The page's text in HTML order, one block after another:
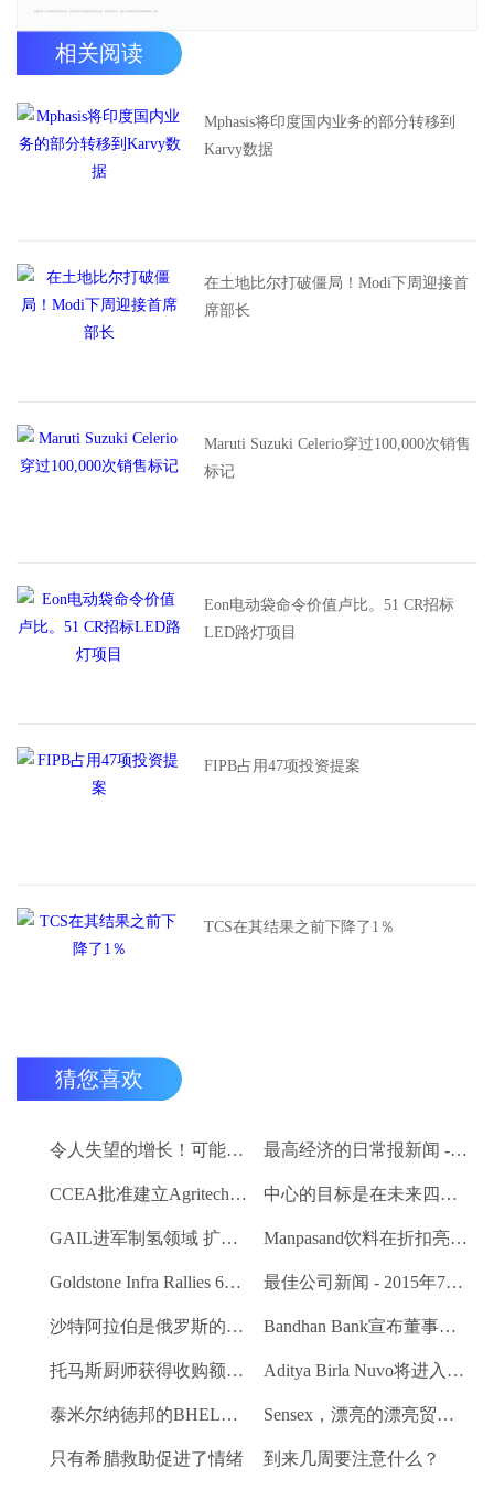
相关阅读
Mphasis将印度国内业务的部分转移到
Karvy数据
在土地比尔打破僵局！Modi下周迎接首
席部长
Maruti Suzuki Celerio穿过100,000次销售
标记
Eon电动袋命令价值卢比。51 CR招标
LED路灯项目
FIPB占用47项投资提案
TCS在其结果之前下降了1％
猜您喜欢
令人失望的增长！可能在下面的估计值为2.7％ 最高经济的日常报新闻 - 2015年7月9日
CCEA批准建立Agritech基础设施基金;卢比的分配预算。200亿卢比 中心的目标是在未来四个月内创建一个包含8000万农民的数据库
GAIL进军制氢领域 扩大其可再生能源产品组合 Manpasand饮料在折扣亮相时交易
Goldstone Infra Rallies 6％;计划出售聚合物绝缘人司 最佳公司新闻 - 2015年7月8日
沙特阿拉伯是俄罗斯的背后离开美国吗？ Bandhan Bank宣布董事会，推出徽标
托马斯厨师获得收购额外的办公空间 Aditya Birla Nuvo将进入太阳能
泰米尔纳德邦的BHEL佣金500 MW热量单位 Sensex，漂亮的漂亮贸易略有
只有希腊救助促进了情绪 到来几周要注意什么？